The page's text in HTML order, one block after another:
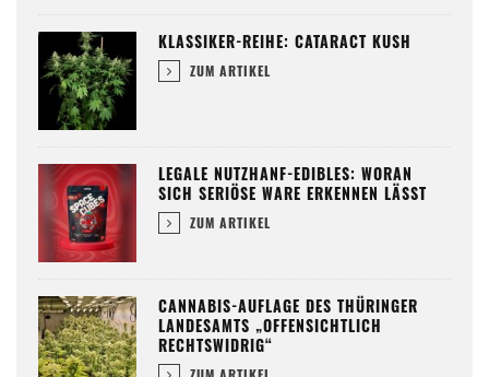
KLASSIKER-REIHE: CATARACT KUSH
ZUM ARTIKEL
LEGALE NUTZHANF-EDIBLES: WORAN
SICH SERIÖSE WARE ERKENNEN LÄSST
ZUM ARTIKEL
CANNABIS-AUFLAGE DES THÜRINGER
LANDESAMTS „OFFENSICHTLICH
RECHTSWIDRIG“